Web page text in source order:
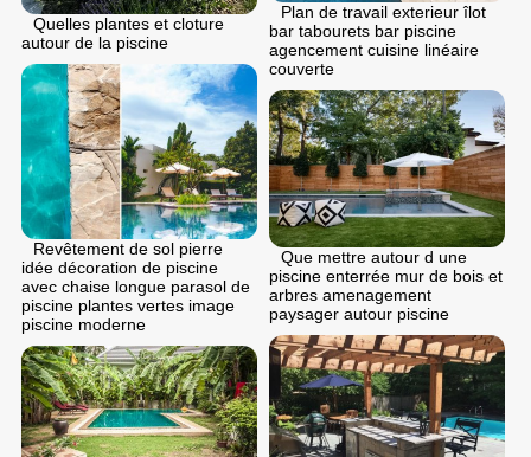
Quelles plantes et cloture
autour de la piscine
Plan de travail exterieur îlot
bar tabourets bar piscine
agencement cuisine linéaire
couverte
Revêtement de sol pierre
idée décoration de piscine
avec chaise longue parasol de
piscine plantes vertes image
piscine moderne
Que mettre autour d une
piscine enterrée mur de bois et
arbres amenagement
paysager autour piscine